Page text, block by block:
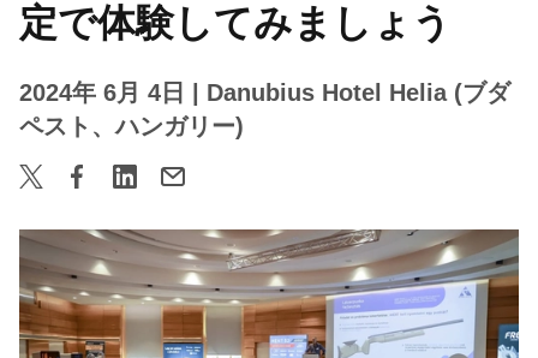
定で体験してみましょう
2024年 6月 4日
| Danubius Hotel Helia (ブダ
ペスト、ハンガリー)